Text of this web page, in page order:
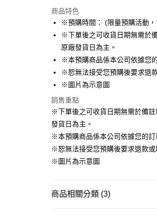
LINE Pay
Apple Pay
悠遊付
Google Pay
貨到付款
運送方式
全家取貨付款
付款後全家取貨
商品特色
※預購時間： (限量預購活動
※下單後之可收貨日期無需於
原廠發貨日為主。
※本預購商品係本公司依據您
※恕無法接受您預購後要求退
※圖片為示意圖
銷售重點
※下單後之可收貨日期無需於備
發貨日為主。
※本預購商品係本公司依據您的
※恕無法接受您預購後要求退款或
※圖片為示意圖
商品相關分類 (3)